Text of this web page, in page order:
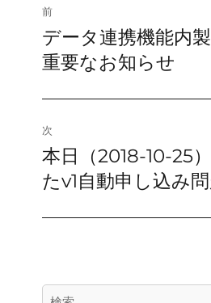
投
稿
ゲ
ー
シ
ン
前
前
の
稿:
データ連携機能内
重要なお知らせ
次
次
の
稿:
本日（2018-10-25
たv1自動申し込み
検